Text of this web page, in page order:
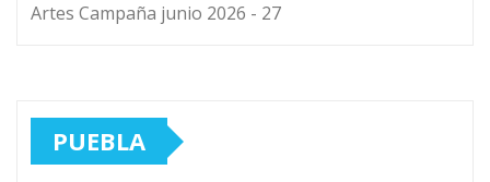
Artes Campaña junio 2026 - 27
PUEBLA